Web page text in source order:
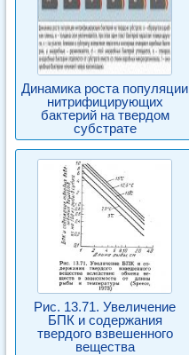
Динамика роста популяции
нитрифицирующих
бактерий на твердом
субстрате
Рис. 13.71. Увеличение
БПК и содержания
твердого взвешенного
вещества